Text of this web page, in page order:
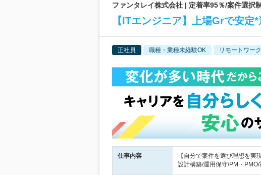
ファンタレイ株式会社 | 定着率95％/案件選択
【ITエンジニア】上場Grで安定
正社員 職種・業種未経験OK リモートワー
仕事内容
【自分で案件を選び理想を
設計構築/運用保守/PM・